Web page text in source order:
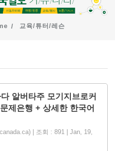
교육/튜터/레슨
알버타주 모기지브로커
제은행 + 상세한 한국어
| 조회 : 891 | Jan, 19,